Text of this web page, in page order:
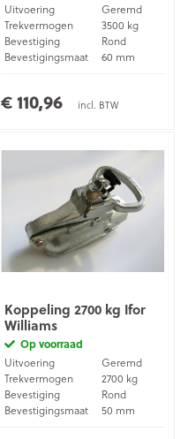
Uitvoering
Geremd
Trekvermogen
3500 kg
Bevestiging
Rond
Bevestigingsmaat
60 mm
€ 110,96 incl. BTW
Koppeling 2700 kg Ifor
Williams
Op voorraad
Uitvoering
Geremd
Trekvermogen
2700 kg
Bevestiging
Rond
Bevestigingsmaat
50 mm